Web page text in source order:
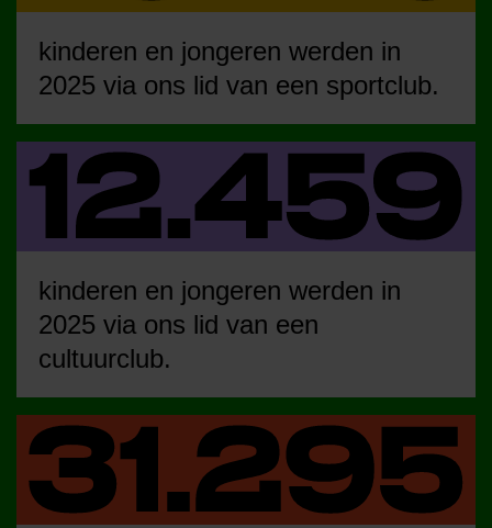
kinderen en jongeren werden in
2025 via ons lid van een sportclub.
kinderen en jongeren werden in
2025 via ons lid van een
cultuurclub.